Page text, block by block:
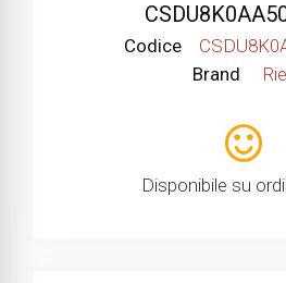
Codice
Brand
Disponibile su